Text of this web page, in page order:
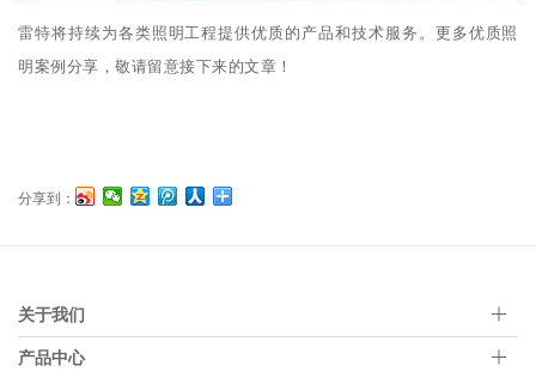
雷特将持续为各类照明工程提供优质的产品和技术服务。更多优质照
明案例分享，敬请留意接下来的文章！
分享到：
关于我们
产品中心